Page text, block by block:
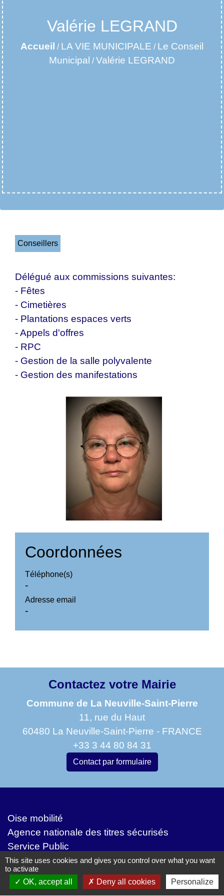
Valérie LEGRAND
Accueil / LA VIE MUNICIPALE / Le Conseil
Municipal /Valérie LEGRAND
Conseillers
Délégué aux commissions suivantes:
- Fêtes
- Cimetières
- Plantations espaces verts
- Appels d'offres
- RPC
- Gestion de la salle polyvalente
- Gestion des manifestations
Coordonnées
Téléphone(s)
-
Adresse email
-
Contactez votre Mairie
Commune de La Neuville-Saint-Pierre
11, rue du Haut
60480 La Neuville-Saint-Pierre - FRANCE
+33 3 44 80 84 31
Contact par formulaire
Oise mobilité
Agence nationale des titres sécurisés
Service Public
Partenaires institutionnels
Communauté de Communes de l'Oise Picarde
This site uses cookies and gives you control over what you want
to activate
OK, accept all
Deny all cookies Personalize